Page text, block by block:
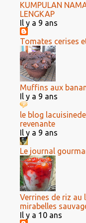
KUMPULAN
LENGKAP
Il y a 9 ans
Tomates cerises
Muffins aux
Il y a 9 ans
le blog
revenante
Il y a 9 ans
Le journal
Verrines de riz au
mirabelles
Il y a 10 ans